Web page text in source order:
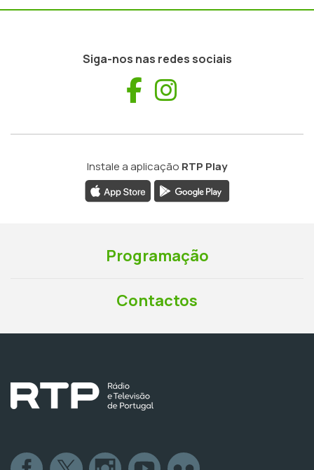
Siga-nos nas redes sociais
Facebook
Instale a aplicação RTP Play
Programação
Contactos